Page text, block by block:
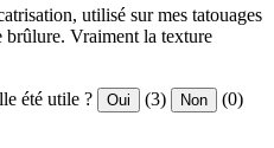
utilisé sur mes tatouages
brûlure. Vraiment la texture
été utile ? Oui (3) Non (0)